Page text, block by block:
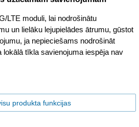
LTE moduli, lai nodrošinātu
un lielāku lejupielādes ātrumu, gūstot
ja nepieciešams nodrošināt
lokālā tīkla savienojuma iespēja nav
produkta funkcijas